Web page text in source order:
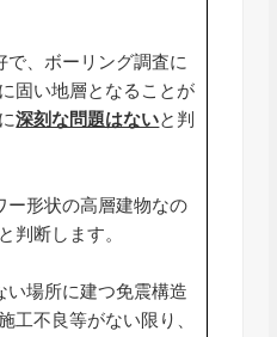
で、ボーリング調査に
固い地層となることが
深刻な問題はないと判
ー形状の高層建物なの
と判断します。
い場所に建つ免震構造
工不良等がない限り、